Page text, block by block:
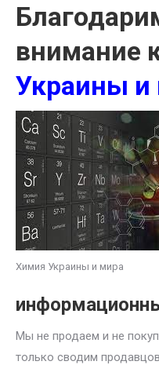
внимание
Украины и
Химия Украины и мира
Мы не продаем и не
только сводим